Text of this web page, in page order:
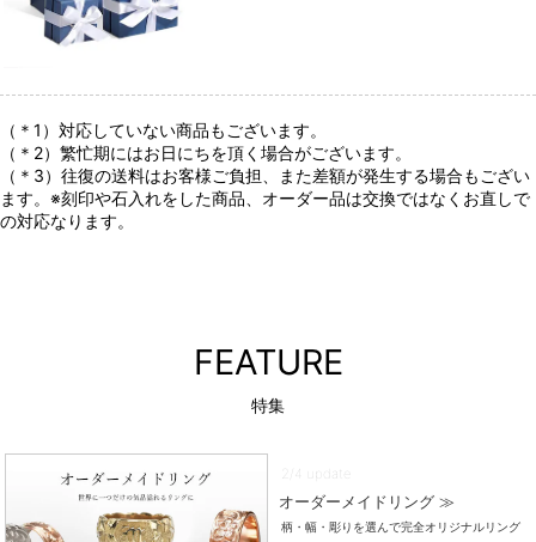
（＊1）対応していない商品もございます。
（＊2）繁忙期にはお日にちを頂く場合がございます。
（＊3）往復の送料はお客様ご負担、また差額が発生する場合もござい
ます。※刻印や石入れをした商品、オーダー品は交換ではなくお直しで
の対応なります。
FEATURE
特集
2/4 update
オーダーメイドリング ≫
柄・幅・彫りを選んで完全オリジナルリング